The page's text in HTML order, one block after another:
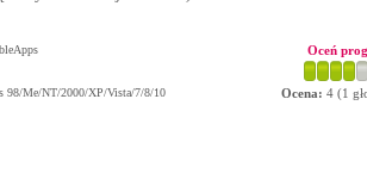
98/Me/NT/2000/XP/Vista/7/8/10
Oceń
Ocena: 4 (1